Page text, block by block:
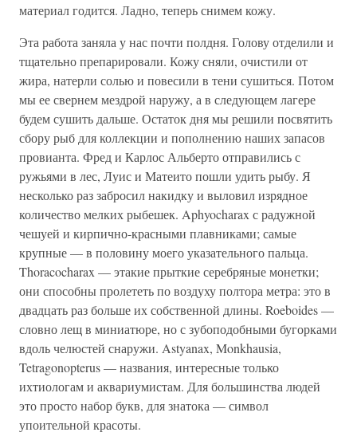
материал годится. Ладно, теперь снимем кожу.
Эта работа заняла у нас почти полдня. Голову отделили и
тщательно препарировали. Кожу сняли, очистили от
жира, натерли солью и повесили в тени сушиться. Потом
мы ее свернем мездрой наружу, а в следующем лагере
будем сушить дальше. Остаток дня мы решили посвятить
сбору рыб для коллекции и пополнению наших запасов
провианта. Фред и Карлос Альберто отправились с
ружьями в лес, Луис и Матеито пошли удить рыбу. Я
несколько раз забросил накидку и выловил изрядное
количество мелких рыбешек. Aphyocharax с радужной
чешуей и кирпично-красными плавниками; самые
крупные — в половину моего указательного пальца.
Thoracocharax — этакие прыткие серебряные монетки;
они способны пролететь по воздуху полтора метра: это в
двадцать раз больше их собственной длины. Roeboides —
словно лещ в миниатюре, но с зубоподобными бугорками
вдоль челюстей снаружи. Astyanax, Monkhausia,
Tetragonopterus — названия, интересные только
ихтиологам и аквариумистам. Для большинства людей
это просто набор букв, для знатока — символ
упоительной красоты.